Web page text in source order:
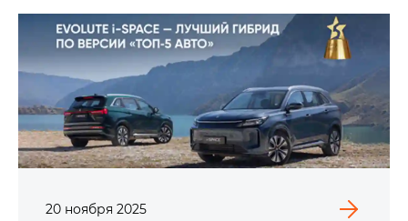
20 ноября 2025